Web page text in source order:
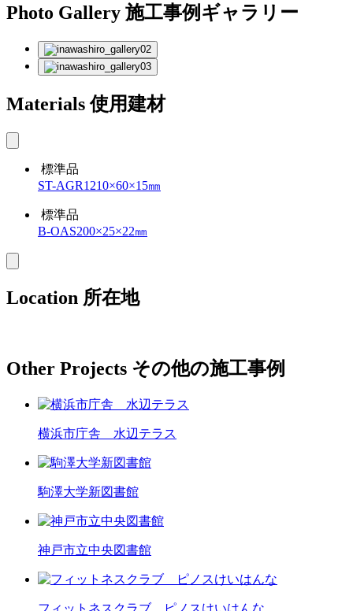
Photo Gallery 施工事例ギャラリー
Materials 使用建材
標準品
ST-AGR1210×60×15㎜
標準品
B-OAS200×25×22㎜
Location 所在地
Other Projects その他の施工事例
横浜市庁舎 水辺テラス
駒澤大学新図書館
神戸市立中央図書館
フィットネスクラブ ピノスけいはんな